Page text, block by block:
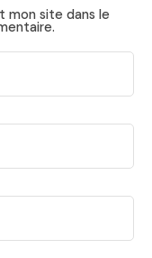
mon site dans le